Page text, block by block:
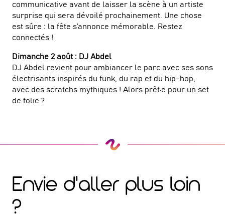
communicative avant de laisser la scène à un artiste
surprise qui sera dévoilé prochainement. Une chose
est sûre : la fête s’annonce mémorable. Restez
connectés !
Dimanche 2 août : DJ Abdel
DJ Abdel revient pour ambiancer le parc avec ses sons
électrisants inspirés du funk, du rap et du hip-hop,
avec des scratchs mythiques ! Alors prêt·e pour un set
de folie ?
Envie d'aller plus loin
?